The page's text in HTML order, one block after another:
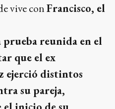
vive conFrancisco, el
prueba reunida en el
que el ex
ejerció distintos
su pareja,